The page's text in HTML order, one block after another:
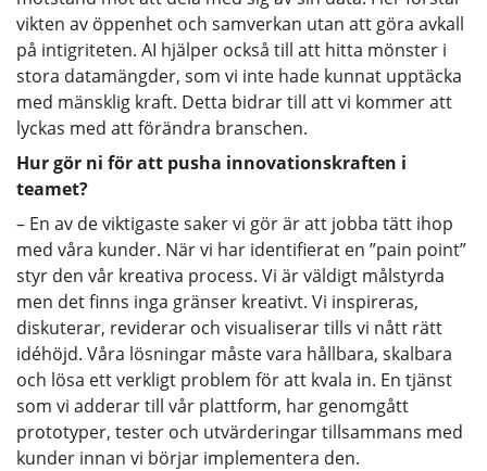
vikten av öppenhet och samverkan utan att göra avkall
på intigriteten. AI hjälper också till att hitta mönster i
stora datamängder, som vi inte hade kunnat upptäcka
med mänsklig kraft. Detta bidrar till att vi kommer att
lyckas med att förändra branschen.
Hur gör ni för att pusha innovationskraften i
teamet?
– En av de viktigaste saker vi gör är att jobba tätt ihop
med våra kunder. När vi har identifierat en ”pain point”
styr den vår kreativa process. Vi är väldigt målstyrda
men det finns inga gränser kreativt. Vi inspireras,
diskuterar, reviderar och visualiserar tills vi nått rätt
idéhöjd. Våra lösningar måste vara hållbara, skalbara
och lösa ett verkligt problem för att kvala in. En tjänst
som vi adderar till vår plattform, har genomgått
prototyper, tester och utvärderingar tillsammans med
kunder innan vi börjar implementera den.